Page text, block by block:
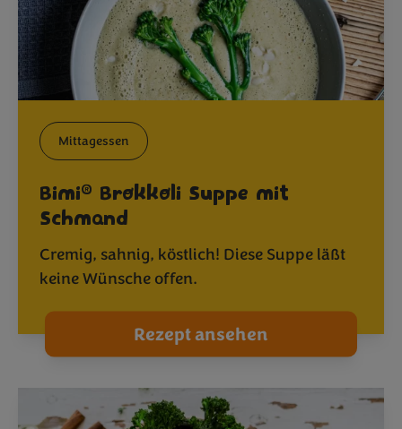
Mittagessen
Bimi® Brokkoli Suppe mit
Schmand
Cremig, sahnig, köstlich! Diese Suppe läßt
keine Wünsche offen.
Rezept ansehen